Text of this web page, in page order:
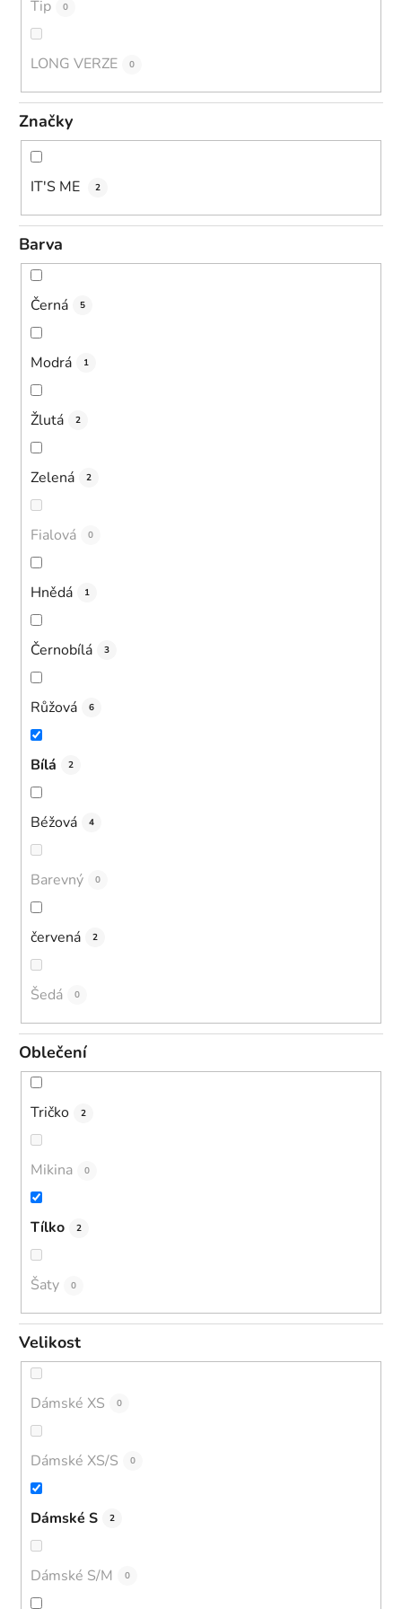
Tip 0
LONG VERZE 0
Značky
IT'S ME 2
Barva
Černá 5
Modrá 1
Žlutá 2
Zelená 2
Fialová 0
Hnědá 1
Černobílá 3
Růžová 6
Bílá 2
Béžová 4
Barevný 0
červená 2
Šedá 0
Oblečení
Tričko 2
Mikina 0
Tílko 2
Šaty 0
Velikost
Dámské XS 0
Dámské XS/S 0
Dámské S 2
Dámské S/M 0